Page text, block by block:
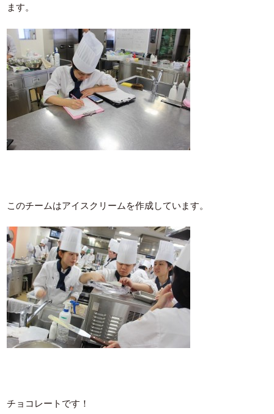
ます。
このチームはアイスクリームを作成しています。
チョコレートです！